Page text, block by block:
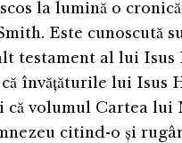
la lumină o
Este cunoscută
testament al lui Isus
învățăturile lui Isus
că volumul Cartea lui
citind-o și